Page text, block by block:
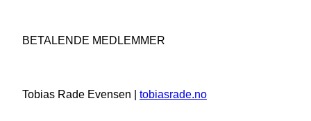
BETALENDE MEDLEMMER
Tobias Rade Evensen | tobiasrade.no